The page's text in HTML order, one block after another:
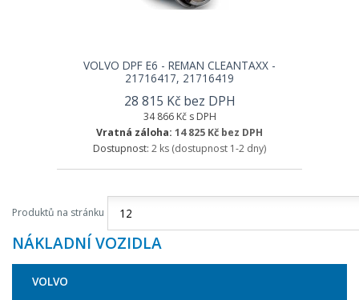
VOLVO DPF E6 - REMAN CLEANTAXX -
21716417, 21716419
28 815 Kč bez DPH
34 866 Kč s DPH
Vratná záloha: 14 825 Kč bez DPH
Dostupnost: 2 ks (dostupnost 1-2 dny)
Produktů na stránku
NÁKLADNÍ VOZIDLA
VOLVO